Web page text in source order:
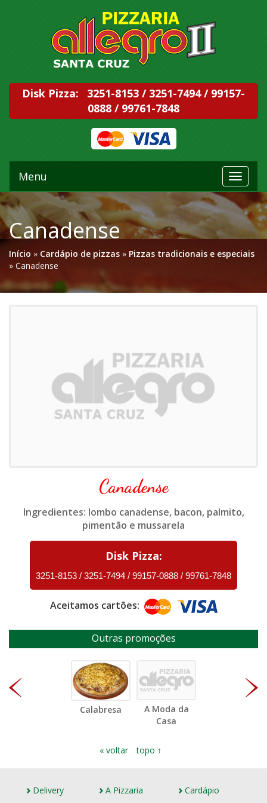
Disk Pizza: 3251-8153 / 3251-7494/ 99157-
0888 / 99761-7848
Toggle
Menu
Canadense
Início » Cardápio de pizzas » Pizzas tradicionais e especiais
» Canadense
Canadense
Ingredientes: lombo canadense, bacon, palmito,
pimentão e mussarela
Disk Pizza:
3251-8153 / 3251-7494 / 99157-0888 / 99761-7848
Aceitamos cartões:
Outras promoções
Calabresa
A Moda da
Casa
« voltar topo ↑
Delivery A Pizzaria Cardápio